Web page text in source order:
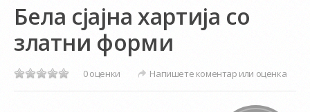
Бела сјајна хартија со
златни форми
0 оценки Напишете коментар или оценка